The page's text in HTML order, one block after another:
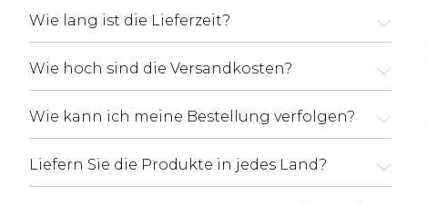
Wie lang ist die Lieferzeit?
Wie hoch sind die Versandkosten?
Wie kann ich meine Bestellung verfolgen?
Liefern Sie die Produkte in jedes Land?